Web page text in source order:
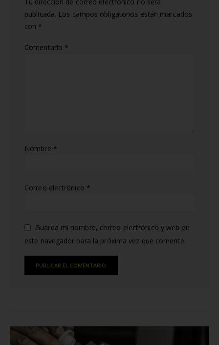
publicada. Los campos obligatorios están marcados
con *
Comentario *
Nombre *
Correo electrónico *
Guarda mi nombre, correo electrónico y web en
este navegador para la próxima vez que comente.
RELATED POSTS